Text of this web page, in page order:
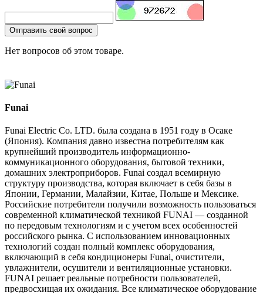
Отправить свой вопрос
Нет вопросов об этом товаре.
Funai
Funai Electric Co. LTD. была создана в 1951 году в Осаке
(Япония). Компания давно известна потребителям как
крупнейший производитель информационно-
коммуникационного оборудования, бытовой техники,
домашних электроприборов. Funai создал всемирную
структуру производства, которая включает в себя базы в
Японии, Германии, Малайзии, Китае, Польше и Мексике.
Российские потребители получили возможность пользоваться
современной климатической техникой FUNAI — созданной
по передовым технологиям и с учетом всех особенностей
российского рынка. С использованием инновационных
технологий создан полный комплекс оборудования,
включающий в себя кондиционеры Funai, очистители,
увлажнители, осушители и вентиляционные установки.
FUNAI решает реальные потребности пользователей,
предвосхищая их ожидания. Все климатическое оборудование